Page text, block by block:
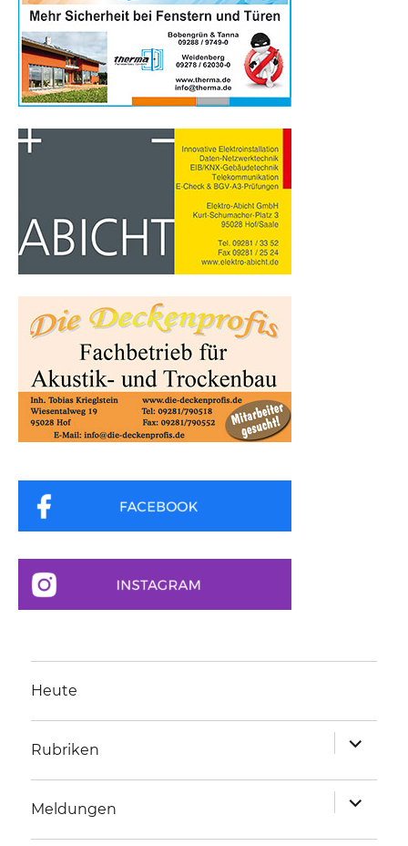
Heute
Rubriken
anzeigen
Meldungen
anzeigen